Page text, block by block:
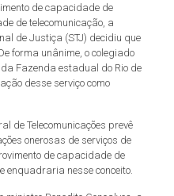
de capacidade de
de telecomunicação, a
de Justiça (STJ) decidiu que
forma unânime, o colegiado
Fazenda estadual do Rio de
desse serviço como
de Telecomunicações prevê
onerosas de serviços de
de capacidade de
nesse conceito.